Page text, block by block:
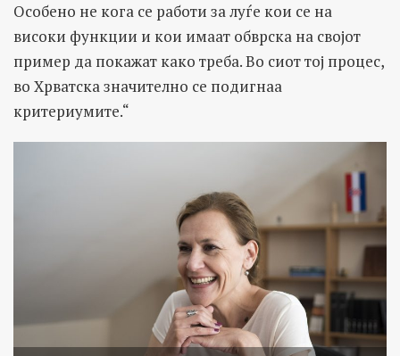
Особено не кога се работи за луѓе кои се на
високи функции и кои имаат обврска на својот
пример да покажат како треба. Во сиот тој процес,
во Хрватска значително се подигнаа
критериумите.“